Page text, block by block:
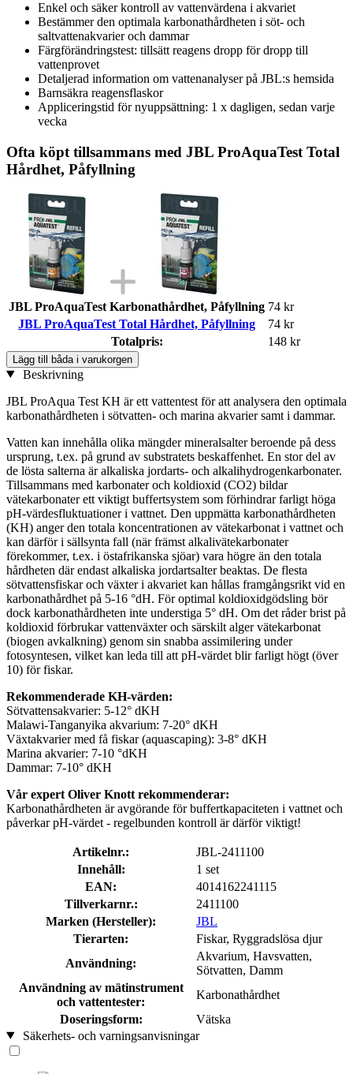
Enkel och säker kontroll av vattenvärdena i akvariet
Bestämmer den optimala karbonathårdheten i söt- och
saltvattenakvarier och dammar
Färgförändringstest: tillsätt reagens dropp för dropp till
vattenprovet
Detaljerad information om vattenanalyser på JBL:s hemsida
Barnsäkra reagensflaskor
Appliceringstid för nyuppsättning: 1 x dagligen, sedan varje
vecka
Ofta köpt tillsammans med JBL ProAquaTest Total
Hårdhet, Påfyllning
JBL ProAquaTest Karbonathårdhet, Påfyllning 74 kr
JBL ProAquaTest Total Hårdhet, Påfyllning
74 kr
Totalpris:
148 kr
Lägg till båda i varukorgen
Beskrivning
JBL ProAqua Test KH är ett vattentest för att analysera den optimala
karbonathårdheten i sötvatten- och marina akvarier samt i dammar.
Vatten kan innehålla olika mängder mineralsalter beroende på dess
ursprung, t.ex. på grund av substratets beskaffenhet. En stor del av
de lösta salterna är alkaliska jordarts- och alkalihydrogenkarbonater.
Tillsammans med karbonater och koldioxid (CO2) bildar
vätekarbonater ett viktigt buffertsystem som förhindrar farligt höga
pH-värdesfluktuationer i vattnet. Den uppmätta karbonathårdheten
(KH) anger den totala koncentrationen av vätekarbonat i vattnet och
kan därför i sällsynta fall (när främst alkalivätekarbonater
förekommer, t.ex. i östafrikanska sjöar) vara högre än den totala
hårdheten där endast alkaliska jordartsalter beaktas. De flesta
sötvattensfiskar och växter i akvariet kan hållas framgångsrikt vid en
karbonathårdhet på 5-16 °dH. För optimal koldioxidgödsling bör
dock karbonathårdheten inte understiga 5° dH. Om det råder brist på
koldioxid förbrukar vattenväxter och särskilt alger vätekarbonat
(biogen avkalkning) genom sin snabba assimilering under
fotosyntesen, vilket kan leda till att pH-värdet blir farligt högt (över
10) för fiskar.
Rekommenderade KH-värden:
Sötvattensakvarier: 5-12° dKH
Malawi-Tanganyika akvarium: 7-20° dKH
Växtakvarier med få fiskar (aquascaping): 3-8° dKH
Marina akvarier: 7-10 °dKH
Dammar: 7-10° dKH
Vår expert Oliver Knott rekommenderar:
Karbonathårdheten är avgörande för buffertkapaciteten i vattnet och
påverkar pH-värdet - regelbunden kontroll är därför viktigt!
Artikelnr.:
JBL-2411100
Innehåll:
1 set
EAN:
4014162241115
Tillverkarnr.:
2411100
Marken (Hersteller):
JBL
Tierarten:
Fiskar, Ryggradslösa djur
Användning:
Akvarium, Havsvatten,
Sötvatten, Damm
Användning av mätinstrument
och vattentester:
Karbonathårdhet
Doseringsform:
Vätska
Säkerhets- och varningsanvisningar